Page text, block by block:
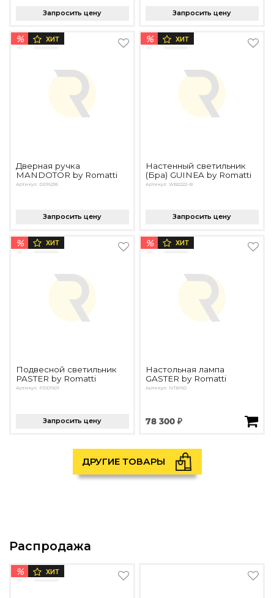
Запросить цену Запросить цену
% ХИТ
Дверная ручка
MANDOTOR by Romatti
Артикул: DD16295
Запросить цену
% ХИТ
Настенный светильник
(Бра) GUINEA by Romatti
Артикул: WB2222-B
Запросить цену
% ХИТ
Подвесной светильник
PASTER by Romatti
Артикул: PDD1601
Запросить цену
% ХИТ
Настольная лампа
GASTER by Romatti
Артикул: NT8160
78 300 ₽
ДРУГИЕ ТОВАРЫ
Распродажа
% ХИТ